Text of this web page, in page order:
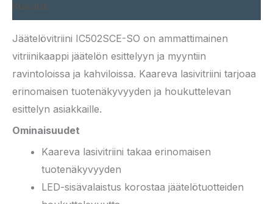
Jäätelövitriini IC502SCE-SO on ammattimainen
vitriinikaappi jäätelön esittelyyn ja myyntiin
ravintoloissa ja kahviloissa. Kaareva lasivitriini tarjoaa
erinomaisen tuotenäkyvyyden ja houkuttelevan
esittelyn asiakkaille.
Ominaisuudet
Kaareva lasivitriini takaa erinomaisen
tuotenäkyvyyden
LED-sisävalaistus korostaa jäätelötuotteiden